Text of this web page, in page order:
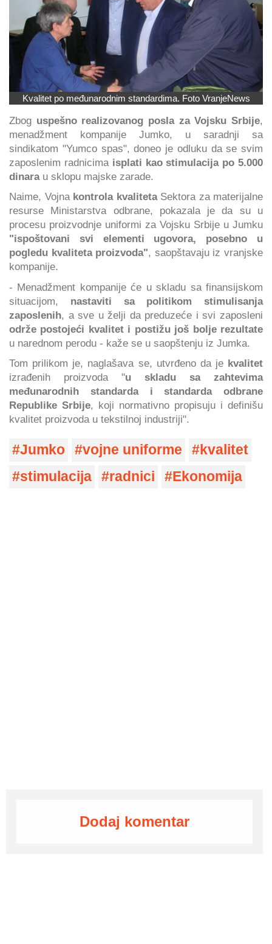
Kvalitet po međunarodnim standardima. Foto VranjeNews
Zbog uspešno realizovanog posla za Vojsku Srbije,
menadžment kompanije Jumko, u saradnji sa
sindikatom "Yumco spas", doneo je odluku da se svim
zaposlenim radnicima isplati kao stimulacija po 5.000
dinara u sklopu majske zarade.
Naime, Vojna kontrola kvalitetaSektora za materijalne
resurse Ministarstva odbrane, pokazala je da su u
procesu proizvodnje uniformi za Vojsku Srbije u Jumku
"ispoštovani svi elementi ugovora, posebno u
pogledu kvaliteta proizvoda", saopštavaju iz vranjske
kompanije.
- Menadžment kompanije će u skladu sa finansijskom
situacijom, nastaviti sa politikom stimulisanja
zaposlenih, a sve u želji da preduzeće i svi zaposleni
održe postojeći kvalitet i postižu još bolje rezultate
u narednom perodu - kaže se u saopštenju iz Jumka.
Tom prilikom je, naglašava se, utvrđeno da je kvalitet
izrađenih proizvoda "u skladu sa zahtevima
međunarodnih standarda i standarda odbrane
Republike Srbije, koji normativno propisuju i definišu
kvalitet proizvoda u tekstilnoj industriji".
Jumko vojne uniforme
kvalitet
stimulacija
radnici Ekonomija
Dodaj komentar